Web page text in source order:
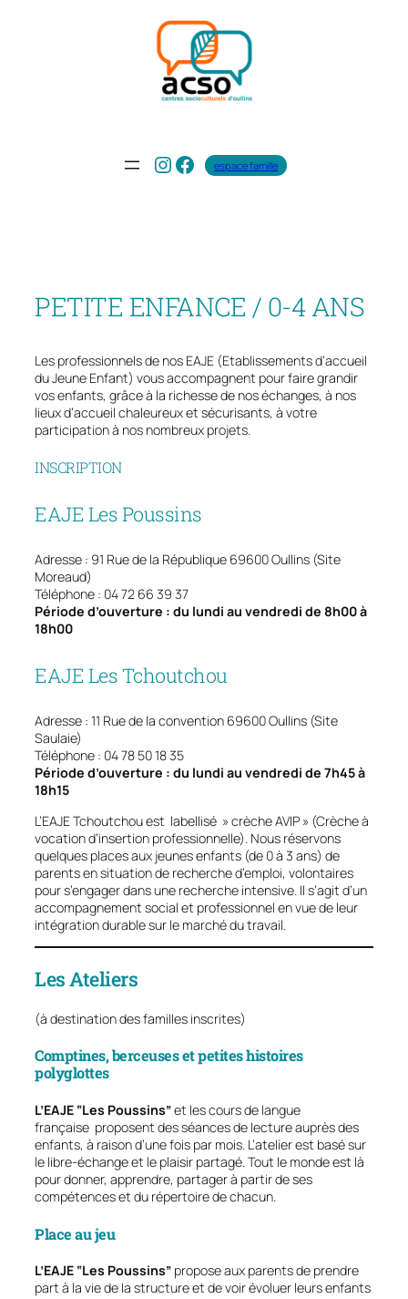
Instagram
Facebook
espace famille
PETITE ENFANCE / 0-4 ANS
Les professionnels de nos EAJE (Etablissements d’accueil
du Jeune Enfant) vous accompagnent pour faire grandir
vos enfants, grâce à la richesse de nos échanges, à nos
lieux d’accueil chaleureux et sécurisants, à votre
participation à nos nombreux projets.
INSCRIPTION
EAJE Les Poussins
Adresse : 91 Rue de la République 69600 Oullins (Site
Moreaud)
Téléphone : 04 72 66 39 37
Période d’ouverture : du lundi au vendredi de 8h00 à
18h00
EAJE Les Tchoutchou
Adresse : 11 Rue de la convention 69600 Oullins (Site
Saulaie)
Téléphone : 04 78 50 18 35
Période d’ouverture : du lundi au vendredi de 7h45 à
18h15
L’EAJE Tchoutchou est labellisé » crèche AVIP » (Crèche à
vocation d’insertion professionnelle). Nous réservons
quelques places aux jeunes enfants (de 0 à 3 ans) de
parents en situation de recherche d’emploi, volontaires
pour s’engager dans une recherche intensive. Il s’agit d’un
accompagnement social et professionnel en vue de leur
intégration durable sur le marché du travail.
Les Ateliers
(à destination des familles inscrites)
Comptines, berceuses et petites histoires
polyglottes
L’EAJE ‟Les Poussins”et les cours de langue
française proposent des séances de lecture auprès des
enfants, à raison d’une fois par mois. L’atelier est basé sur
le libre-échange et le plaisir partagé. Tout le monde est là
pour donner, apprendre, partager à partir de ses
compétences et du répertoire de chacun.
Place au jeu
L’EAJE ‟Les Poussins” propose aux parents de prendre
part à la vie de la structure et de voir évoluer leurs enfants